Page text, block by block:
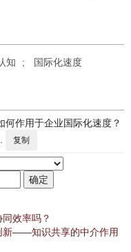
知 ; 国际化速度
作用于企业国际化速度？
复制
效率吗？
新——知识共享的中介作用